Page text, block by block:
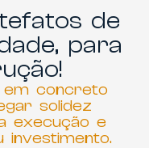
de
para
em concreto
solidez
execução e
investimento.